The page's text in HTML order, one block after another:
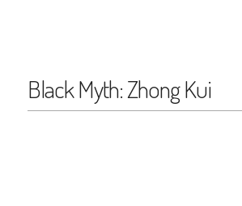
Black Myth: Zhong Kui